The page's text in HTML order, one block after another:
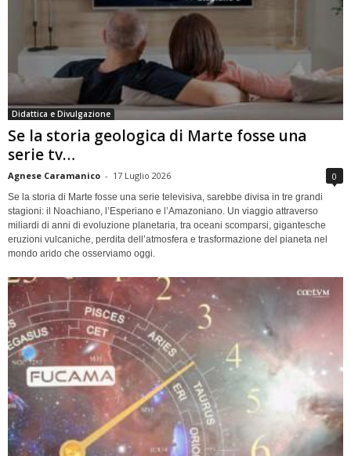
Didattica e Divulgazione
Se la storia geologica di Marte fosse una
serie tv…
Agnese Caramanico - 17 Luglio 2026 0
Se la storia di Marte fosse una serie televisiva, sarebbe divisa in tre grandi
stagioni: il Noachiano, l’Esperiano e l’Amazoniano. Un viaggio attraverso
miliardi di anni di evoluzione planetaria, tra oceani scomparsi, gigantesche
eruzioni vulcaniche, perdita dell’atmosfera e trasformazione del pianeta nel
mondo arido che osserviamo oggi.